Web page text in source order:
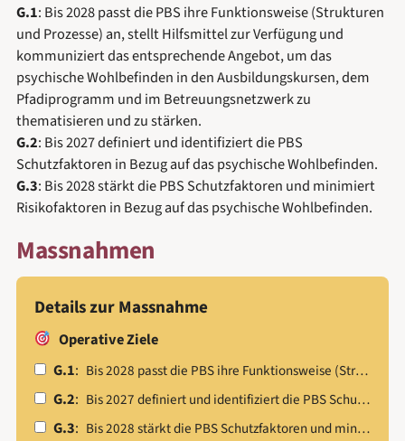
G.1: Bis 2028 passt die PBS ihre Funktionsweise (Strukturen
und Prozesse) an, stellt Hilfsmittel zur Verfügung und
kommuniziert das entsprechende Angebot, um das
psychische Wohlbefinden in den Ausbildungskursen, dem
Pfadiprogramm und im Betreuungsnetzwerk zu
thematisieren und zu stärken.
G.2: Bis 2027 definiert und identifiziert die PBS
Schutzfaktoren in Bezug auf das psychische Wohlbefinden.
G.3: Bis 2028 stärkt die PBS Schutzfaktoren und minimiert
Risikofaktoren in Bezug auf das psychische Wohlbefinden.
Massnahmen
Details zur Massnahme
Operative Ziele
G.1: Bis 2028 passt die PBS ihre Funktionsweise (Strukturen und Prozesse) an, stellt Hilfsmittel zur Verfügung und kommuniziert das entsprechende Angebot, um das psychische Wohlbefinden in den Ausbildungskursen, dem Pfadiprogramm und im Betreuungsnetzwerk zu thematisieren und zu stärken.
G.2: Bis 2027 definiert und identifiziert die PBS Schutzfaktoren in Bezug auf das psychische Wohlbefinden.
G.3: Bis 2028 stärkt die PBS Schutzfaktoren und minimiert Risikofaktoren in Bezug auf das psychische Wohlbefinden.